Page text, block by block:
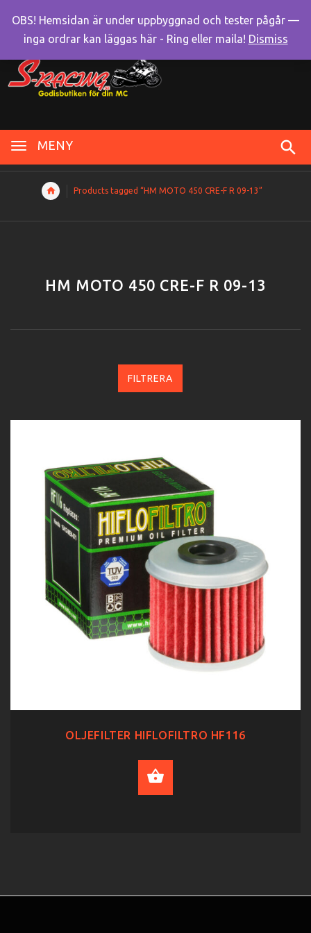
MENY
Products tagged “HM MOTO 450 CRE-F R 09-13”
HM MOTO 450 CRE-F R 09-13
FILTRERA
OLJEFILTER HIFLOFILTRO HF116
OBS! Hemsidan är under uppbyggnad och tester pågår —
inga ordrar kan läggas här - Ring eller maila! Dismiss